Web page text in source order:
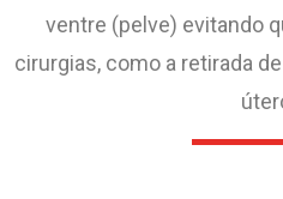
ventre (pelve) evitando
cirurgias, como a retirada